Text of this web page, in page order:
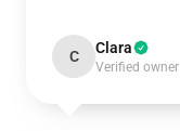
C Clara
Verified owner